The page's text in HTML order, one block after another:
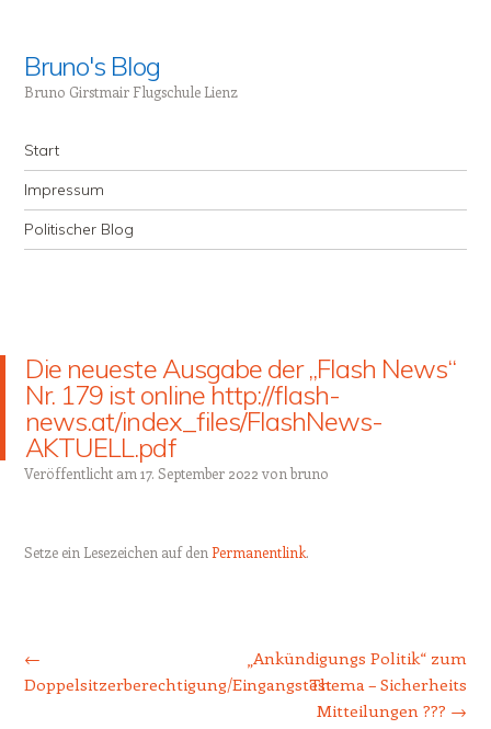
Bruno's Blog
Bruno Girstmair Flugschule Lienz
Menü
Zum Inhalt springen
Start
Impressum
Politischer Blog
Die neueste Ausgabe der „Flash News“
Nr. 179 ist online http://flash-
news.at/index_files/FlashNews-
AKTUELL.pdf
Veröffentlicht am 17. September 2022 von bruno
Setze ein Lesezeichen auf den Permanentlink.
←
Doppelsitzerberechtigung/Eingangstest
„Ankündigungs Politik“ zum
Thema – Sicherheits
Mitteilungen ??? →